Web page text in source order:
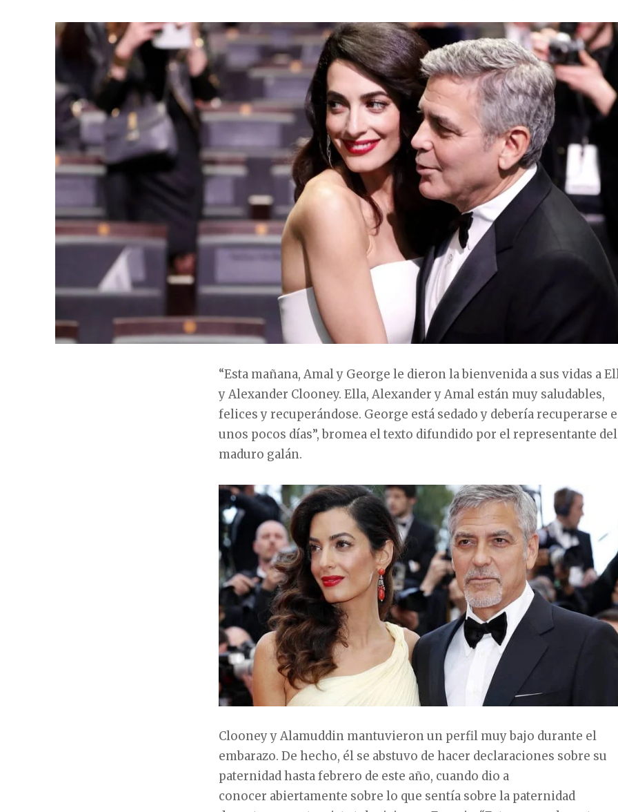
“Esta mañana, Amal y George le dieron la bienvenida a sus vidas a
y Alexander Clooney. Ella, Alexander y Amal están muy saludables,
felices y recuperándose. George está sedado y debería recuperarse
unos pocos días”, bromea el texto difundido por el representante del
maduro galán.
Clooney y Alamuddin mantuvieron un perfil muy bajo durante el
embarazo. De hecho, él se abstuvo de hacer declaraciones sobre su
paternidad hasta febrero de este año, cuando dio a
conocer abiertamente sobre lo que sentía sobre la paternidad